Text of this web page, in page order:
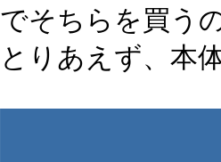
でそちらを買う
とりあえず、本